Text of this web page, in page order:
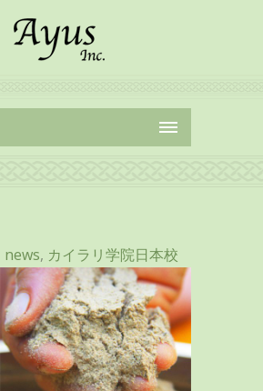
news, カイラリ学院日本校